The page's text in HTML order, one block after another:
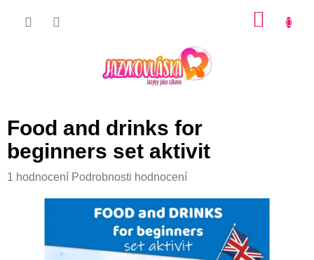
Food and drinks for
beginners set aktivit
Průměrné
produktu
1 hodnocení Podrobnosti hodnocení